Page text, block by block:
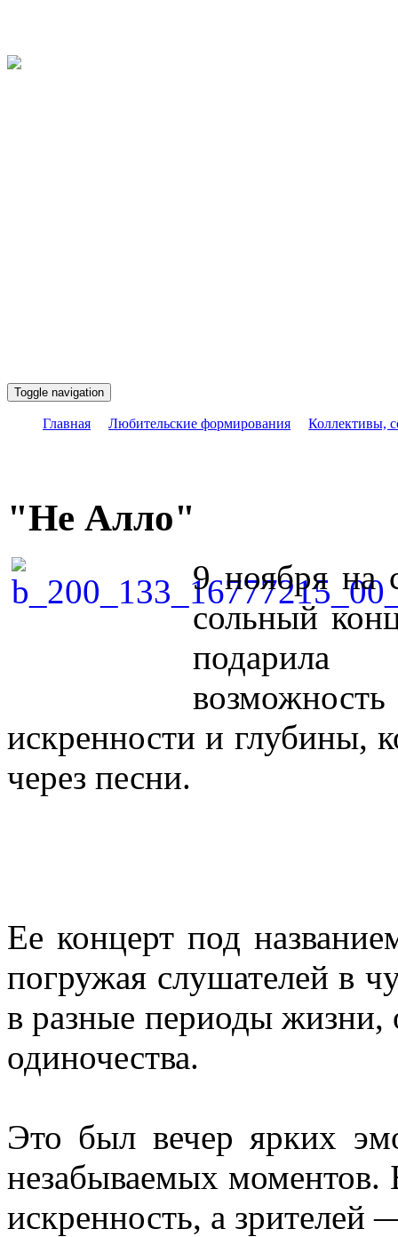
Toggle navigation
Главная Любительские формирования Коллективы,
"Не Алло"
9 ноября на
сольный
искренности и глубины,
через песни.
Ее концерт под
погружая слушателей в
в разные периоды жизни,
одиночества.
Это был вечер ярких
незабываемых моментов.
искренность, а зрителей